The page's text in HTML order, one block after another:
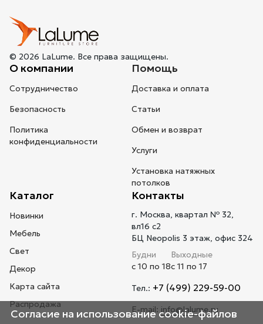
© 2026 LaLume. Все права защищены.
О компании
Сотрудничество
Безопасность
Политика
конфиденциальности
Помощь
Доставка и оплата
Статьи
Обмен и возврат
Услуги
Установка натяжных
потолков
Каталог
Новинки
Мебель
Свет
Декор
Карта сайта
Распродажа
Контакты
г. Москва, квартал № 32,
вл16 с2
БЦ Neopolis 3 этаж, офис 324
Будни
с 10 по 18
Выходные
с 11 по 17
Тел.: +7 (499) 229-59-00
E-mail: info@lalume.ru
Согласие на использование cookie-файлов